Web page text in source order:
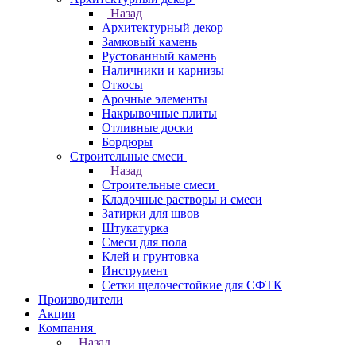
Назад
Архитектурный декор
Замковый камень
Рустованный камень
Наличники и карнизы
Откосы
Арочные элементы
Накрывочные плиты
Отливные доски
Бордюры
Строительные смеси
Назад
Строительные смеси
Кладочные растворы и смеси
Затирки для швов
Штукатурка
Смеси для пола
Клей и грунтовка
Инструмент
Сетки щелочестойкие для СФТК
Производители
Акции
Компания
Назад